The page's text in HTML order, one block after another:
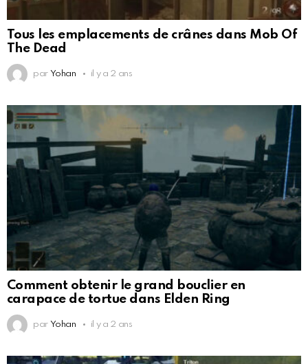
Tous les emplacements de crânes dans Mob Of
The Dead
par Yohan il y a 2 ans
Comment obtenir le grand bouclier en
carapace de tortue dans Elden Ring
par Yohan il y a 2 ans